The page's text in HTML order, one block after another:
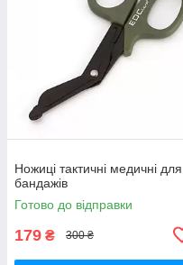
Ножиці тактичні медичні для
бандажів
Готово до відправки
179 ₴ 300 ₴